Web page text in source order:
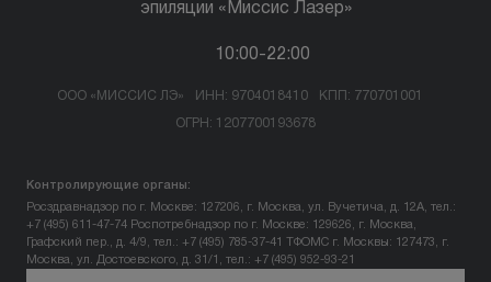
эпиляции «Миссис Лазер»
10:00-22:00
ООО «МИССИС ЛЭ» ИНН: 9704018410 КПП: 770701001
ОГРН: 1207700193678
Контролирующие органы:
Росздравнадзор по г. Москве: 127206, г. Москва, ул. Вучетича, д. 12А, тел.:
+7 (495) 611-47-74 Роспотребнадзор по г. Москве: 129626, г. Москва,
Графский пер., д. 4/9, тел.: +7 (495) 785-37-41
ТФОМС г. Москвы: 127473, г.
Москва, ул. Достоевского, д. 31/1, тел.: +7 (495) 952-93-21